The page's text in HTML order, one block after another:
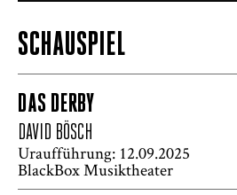
SCHAUSPIEL
DAS DERBY
DAVID BÖSCH
Uraufführung: 12.09.2025
BlackBox Musiktheater